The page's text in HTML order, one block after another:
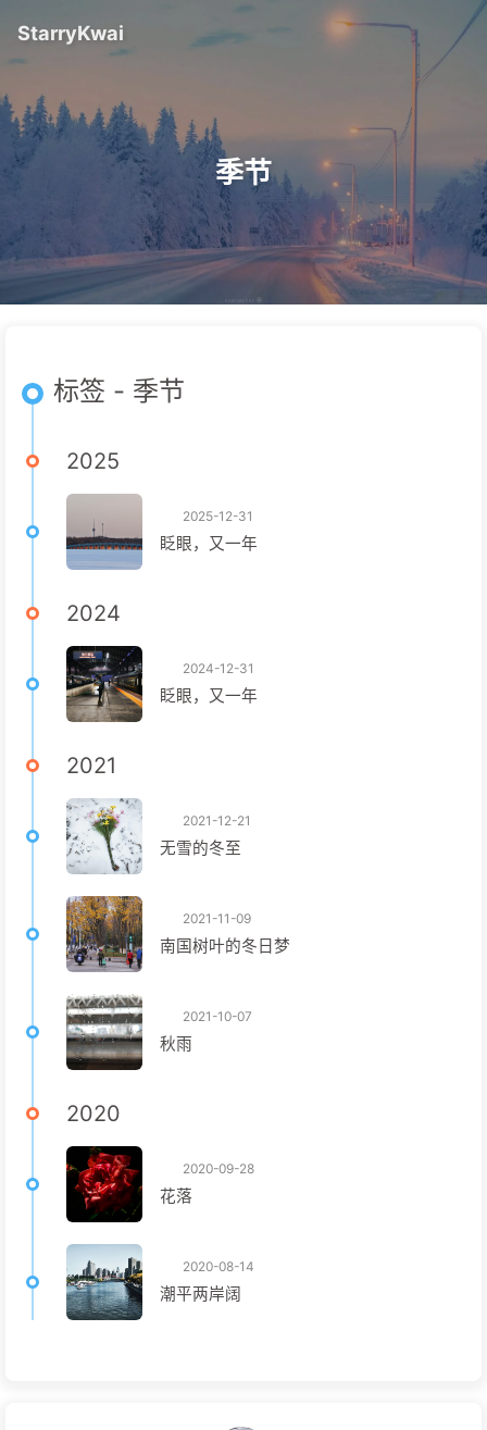
StarryKwai
季节
标签 - 季节
2025
2025-12-31
眨眼，又一年
2024
2024-12-31
眨眼，又一年
2021
2021-12-21
无雪的冬至
2021-11-09
南国树叶的冬日梦
2021-10-07
秋雨
2020
2020-09-28
花落
2020-08-14
潮平两岸阔